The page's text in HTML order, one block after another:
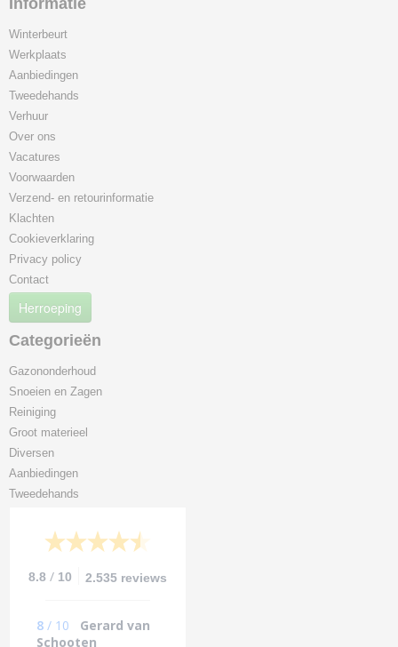
Informatie
Winterbeurt
Werkplaats
Aanbiedingen
Tweedehands
Verhuur
Over ons
Vacatures
Voorwaarden
Verzend- en retourinformatie
Klachten
Cookieverklaring
Privacy policy
Contact
Herroeping
Categorieën
Gazononderhoud
Snoeien en Zagen
Reiniging
Groot materieel
Diversen
Aanbiedingen
Tweedehands
8.8 / 10 2.535 reviews
8 / 10
Gerard van
Schooten